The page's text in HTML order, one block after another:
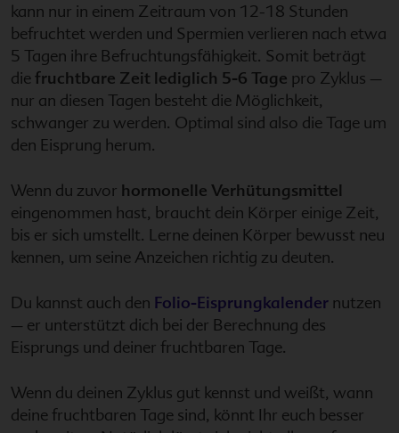
kann nur in einem Zeitraum von 12-18 Stunden
befruchtet werden und Spermien verlieren nach etwa
5 Tagen ihre Befruchtungsfähigkeit. Somit beträgt
diefruchtbare Zeit lediglich 5-6 Tage pro Zyklus –
nur an diesen Tagen besteht die Möglichkeit,
schwanger zu werden. Optimal sind also die Tage um
den Eisprung herum.
Wenn du zuvor hormonelle Verhütungsmittel
eingenommen hast, braucht dein Körper einige Zeit,
bis er sich umstellt. Lerne deinen Körper bewusst neu
kennen, um seine Anzeichen richtig zu deuten.
Du kannst auch den Folio-Eisprungkalender nutzen
– er unterstützt dich bei der Berechnung des
Eisprungs und deiner fruchtbaren Tage.
Wenn du deinen Zyklus gut kennst und weißt, wann
deine fruchtbaren Tage sind, könnt Ihr euch besser